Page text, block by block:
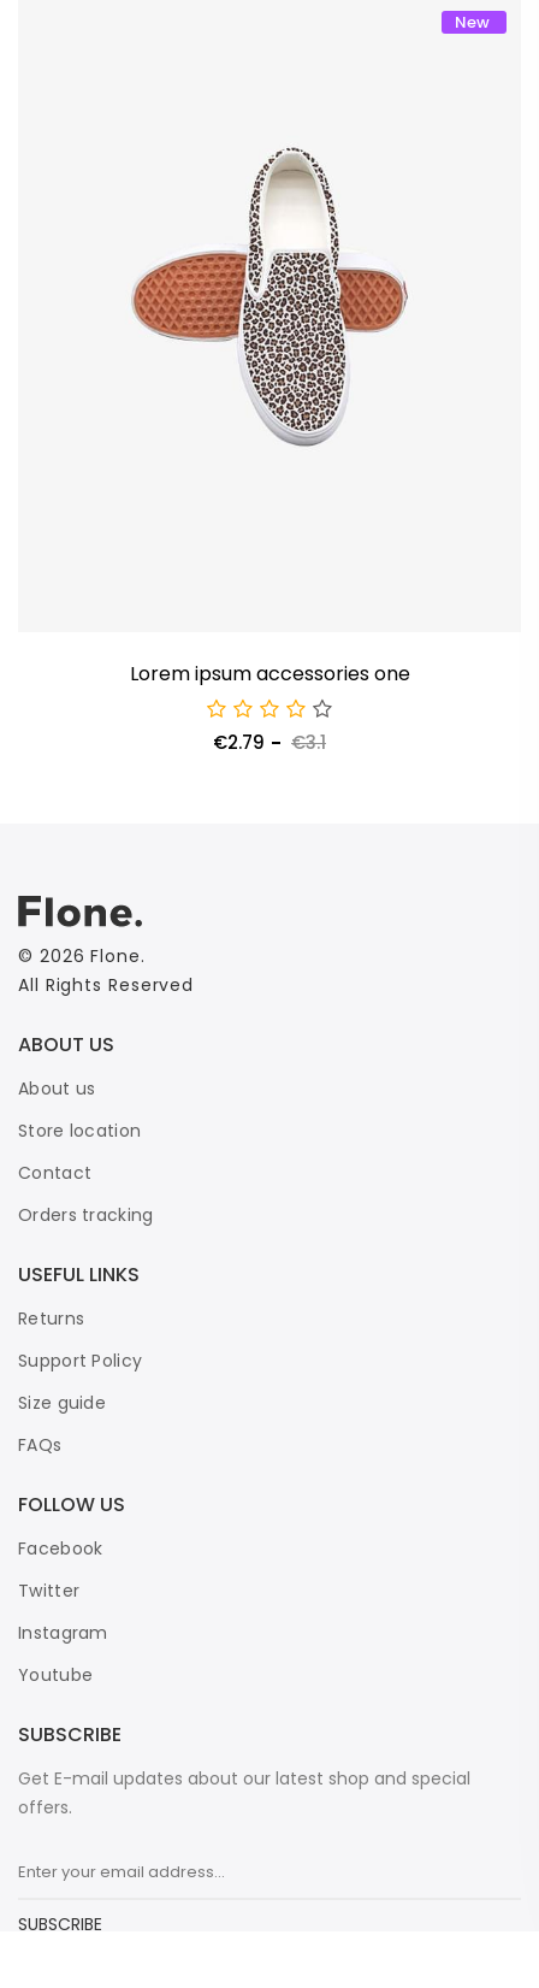
New
Lorem ipsum accessories one
€2.79 €3.1
© 2026 Flone.
All Rights Reserved
ABOUT US
About us
Store location
Contact
Orders tracking
USEFUL LINKS
Returns
Support Policy
Size guide
FAQs
FOLLOW US
Facebook
Twitter
Instagram
Youtube
SUBSCRIBE
Get E-mail updates about our latest shop and special
offers.
SUBSCRIBE